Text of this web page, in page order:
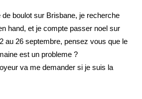
de boulot sur Brisbane, je recherche
hand, et je compte passer noel sur
au 26 septembre, pensez vous que le
est un probleme ?
va me demander si je suis la